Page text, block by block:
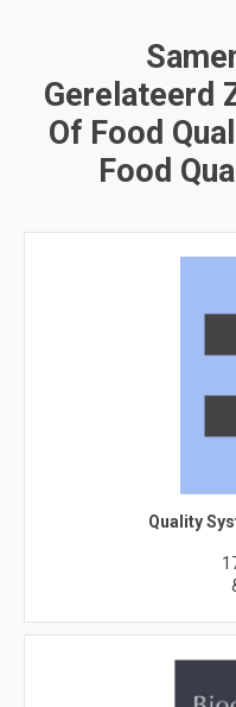
Gerelateerd
Of Food
Food
Quality